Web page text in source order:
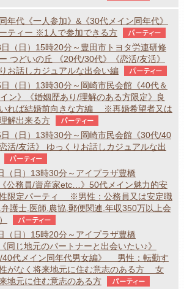
年代《一人参加》&《30代メイン同年代》
ティー ※1人で参加できる方
パーティー
（日）15時20分～豊田市トヨタ労連研修
つどいの丘 《20代/30代》《恋活/友活》
お話しカジュアルな出会い編
パーティー
（日）13時30分～岡崎市民会館《40代＆
ン》《婚姻歴あり/理解のある方限定》良
れば結婚前向きな方編 ※再婚希望者又は
解出来る方
パーティー
（日）13時30分～岡崎市民会館《30代/40
活/友活》 ゆっくりお話しカジュアルな出
パーティー
（日）13時30分～アイプラザ豊橋
公務員/資産家etc…》50代メイン魅力的安
限定パーティ ※男性：公務員又は安定職
.弁護士.医師.農協.郵便関連.年収350万以上会
パーティー
（日）15時20分～アイプラザ豊橋
同じ地元のパートナーと出会いたい♪》
/40代メイン同年代男女編》 男性：転勤す
がなく将来地元に住む意志のある方 女
地元に住む意志のある方
パーティー